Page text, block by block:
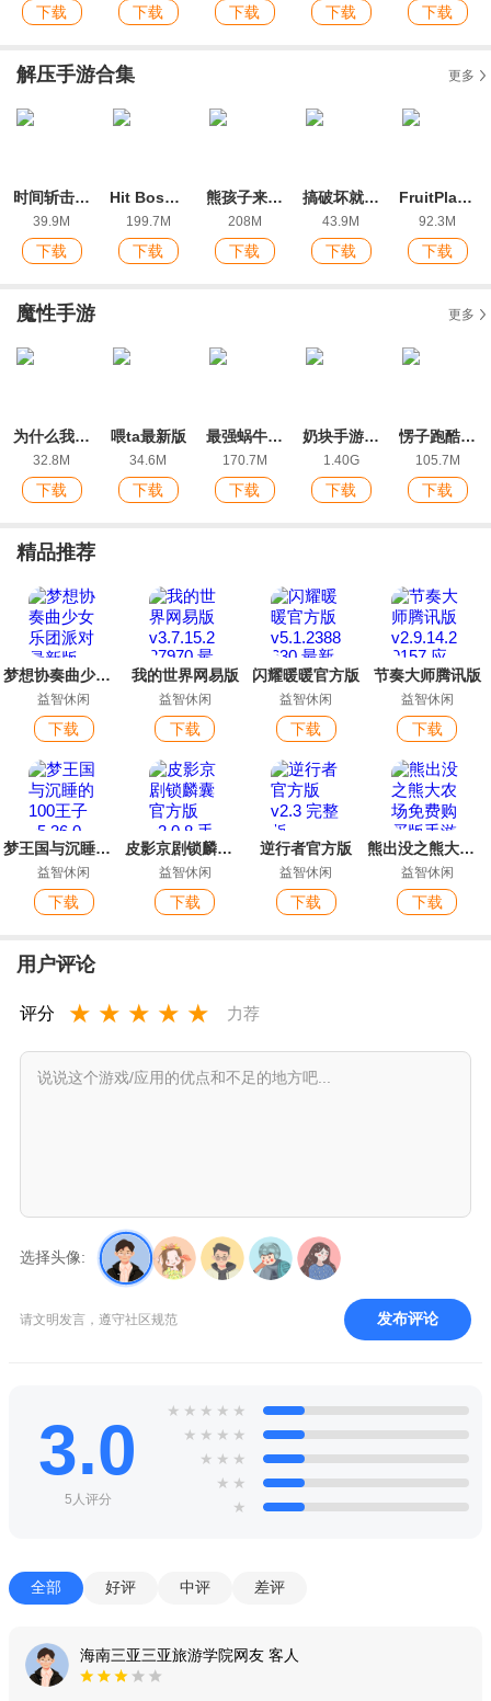
下载 下载 下载 下载 下载
解压手游合集 更多
时间斩击最新版
39.9M
下载
Hit Boss 3D手游最新IOS版
199.7M
下载
熊孩子来了最新ios版
208M
下载
搞破坏就完事了最新版
43.9M
下载
FruitPlayground最高版本
92.3M
下载
魔性手游 更多
为什么我还是单身最新版
32.8M
下载
喂ta最新版
34.6M
下载
最强蜗牛The Marvelous Snail最新版
170.7M
下载
奶块手游官方版
1.40G
下载
愣子跑酷手机版游戏
105.7M
下载
精品推荐
梦想协奏曲少女乐团派对最新版
益智休闲
下载
我的世界网易版
益智休闲
下载
闪耀暖暖官方版
益智休闲
下载
节奏大师腾讯版
益智休闲
下载
梦王国与沉睡的100王子
益智休闲
下载
皮影京剧锁麟囊官方版
益智休闲
下载
逆行者官方版
益智休闲
下载
熊出没之熊大农场免费购买版手游
益智休闲
下载
用户评论
评分 ★ ★ ★ ★ ★ 力荐
选择头像:
请文明发言，遵守社区规范 发布评论
3.0
5人评分
★ ★ ★ ★ ★
★ ★ ★ ★
★ ★ ★
★ ★
★
全部 好评 中评 差评
海南三亚三亚旅游学院网友 客人